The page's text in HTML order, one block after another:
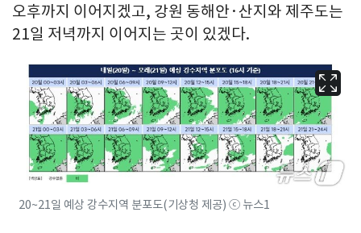
오후까지 이어지겠고, 강원 동해안·산지와 제주도는
21일 저녁까지 이어지는 곳이 있겠다.
20~21일 예상 강수지역 분포도(기상청 제공) ⓒ 뉴스1